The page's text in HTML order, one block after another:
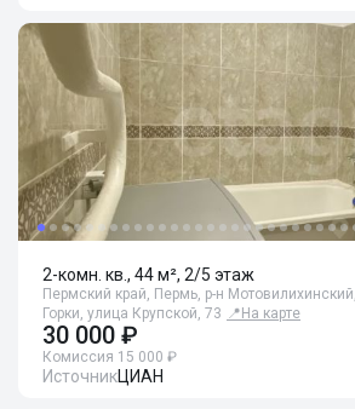
2-комн. кв., 44 м², 2/5 этаж
Пермский край, Пермь, р-н
Горки, улица Крупской, 73 📍 На карте
30 000 ₽
Комиссия 15 000 ₽
ИсточникЦИАН